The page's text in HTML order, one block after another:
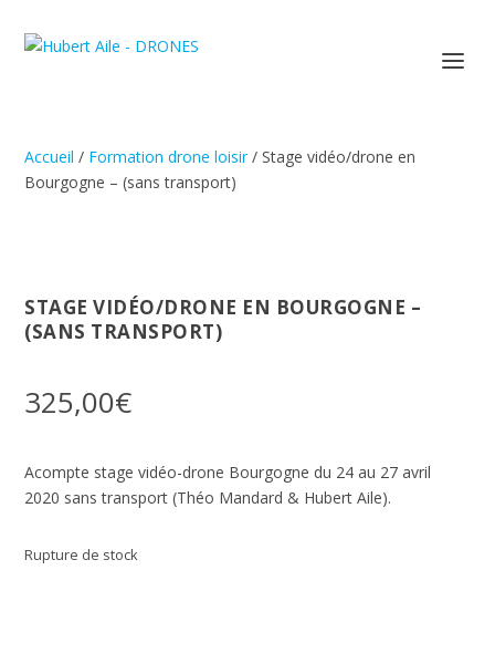
Accueil / Formation drone loisir/ Stage vidéo/drone en
Bourgogne – (sans transport)
STAGE VIDÉO/DRONE EN BOURGOGNE –
(SANS TRANSPORT)
325,00€
Acompte stage vidéo-drone Bourgogne du 24 au 27 avril
2020 sans transport (Théo Mandard & Hubert Aile).
Rupture de stock